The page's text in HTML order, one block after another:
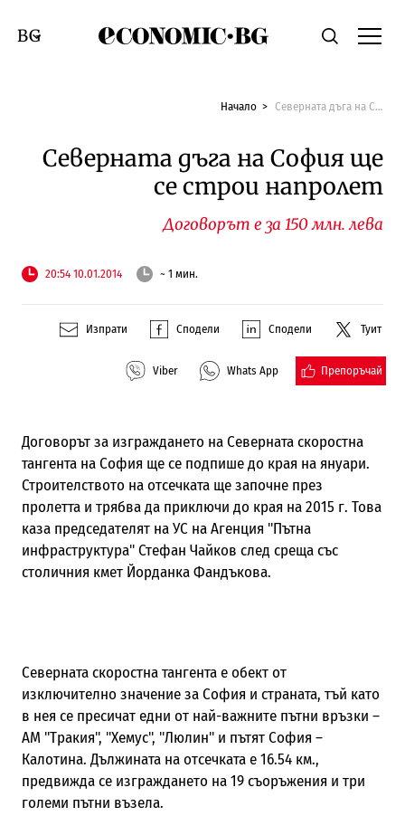
Economic.bgТърсене
Смяна на език
Начало Северната дъга на София ще се строи напролет
Северната дъга на София ще
се строи напролет
Договорът е за 150 млн. лева
20:54 10.01.2014 ~ 1 мин.
Изпрати Сподели Сподели Туит
Viber Whats App Препоръчай
Договорът за изграждането на Северната скоростна
тангента на София ще се подпише до края на януари.
Строителството на отсечката ще започне през
пролетта и трябва да приключи до края на 2015 г. Това
каза председателят на УС на Агенция "Пътна
инфраструктура" Стефан Чайков след среща със
столичния кмет Йорданка Фандъкова.
Северната скоростна тангента е обект от
изключително значение за София и страната, тъй като
в нея се пресичат едни от най-важните пътни връзки –
АМ "Тракия", "Хемус", "Люлин" и пътят София –
Калотина. Дължината на отсечката е 16.54 км.,
предвижда се изграждането на 19 съоръжения и три
големи пътни възела.